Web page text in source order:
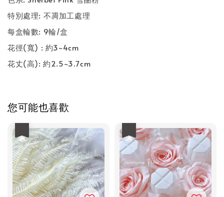
特別處理: 不凋加工處理
每盒輪數: 9輪/盒
花徑(寬) : 約3~4cm
花丈(高): 約2.5~3.7cm
您可能也喜歡